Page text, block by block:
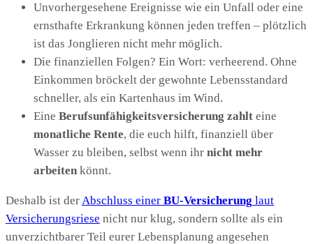
Unvorhergesehene Ereignisse wie ein Unfall oder eine
ernsthafte Erkrankung können jeden treffen – plötzlich
ist das Jonglieren nicht mehr möglich.
Die finanziellen Folgen? Ein Wort: verheerend. Ohne
Einkommen bröckelt der gewohnte Lebensstandard
schneller, als ein Kartenhaus im Wind.
Eine Berufsunfähigkeitsversicherung zahlt eine
monatliche Rente, die euch hilft, finanziell über
Wasser zu bleiben, selbst wenn ihr nicht mehr
arbeiten könnt.
Deshalb ist derAbschluss einer BU-Versicherung laut
Versicherungsriese nicht nur klug, sondern sollte als ein
unverzichtbarer Teil eurer Lebensplanung angesehen